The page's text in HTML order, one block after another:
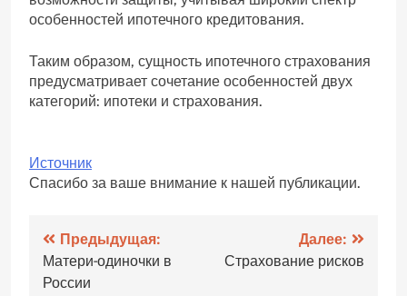
особенностей ипотечного кредитования.
Таким образом, сущность ипотечного страхования
предусматривает сочетание особенностей двух
категорий: ипотеки и страхования.
Источник
Спасибо за ваше внимание к нашей публикации.
Навигация
по
Предыдущая:
Матери-одиночки в
России
Далее:
Страхование рисков